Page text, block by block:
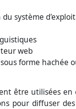
du système
web
forme hachée
être utilisées en
pour diffuser